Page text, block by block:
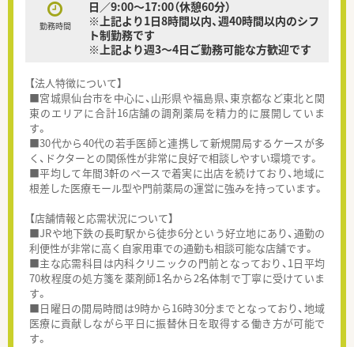
勤務時間
日／9:00～17:00（休憩60分）
※上記より1日8時間以内、週40時間以内のシフ
ト制勤務です
※上記より週3～4日ご勤務可能な方歓迎です
【法人特徴について】
■宮城県仙台市を中心に、山形県や福島県、東京都など東北と関
東のエリアに合計16店舗の調剤薬局を精力的に展開していま
す。
■30代から40代の若手医師と連携して新規開局するケースが多
く、ドクターとの関係性が非常に良好で相談しやすい環境です。
■平均して年間3軒のペースで着実に出店を続けており、地域に
根差した医療モール型や門前薬局の運営に強みを持っています。
【店舗情報と応需状況について】
■JRや地下鉄の長町駅から徒歩6分という好立地にあり、通勤の
利便性が非常に高く自家用車での通勤も相談可能な店舗です。
■主な応需科目は内科クリニックの門前となっており、1日平均
70枚程度の処方箋を薬剤師1名から2名体制で丁寧に受けていま
す。
■日曜日の開局時間は9時から16時30分までとなっており、地域
医療に貢献しながら平日に振替休日を取得する働き方が可能で
す。